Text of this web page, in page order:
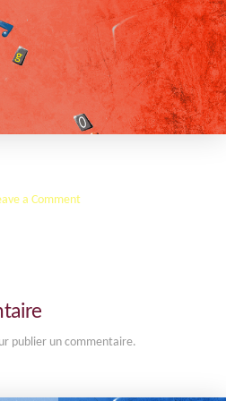
a Comment
publier un commentaire.